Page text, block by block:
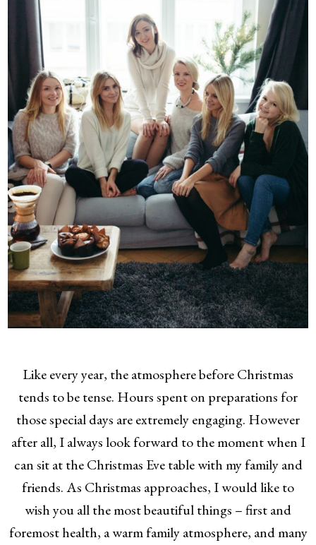
Like every year, the atmosphere before Christmas
tends to be tense. Hours spent on preparations for
those special days are extremely engaging. However
after all, I always look forward to the moment when I
can sit at the Christmas Eve table with my family and
friends. As Christmas approaches, I would like to
wish you all the most beautiful things – first and
foremost health, a warm family atmosphere, and many